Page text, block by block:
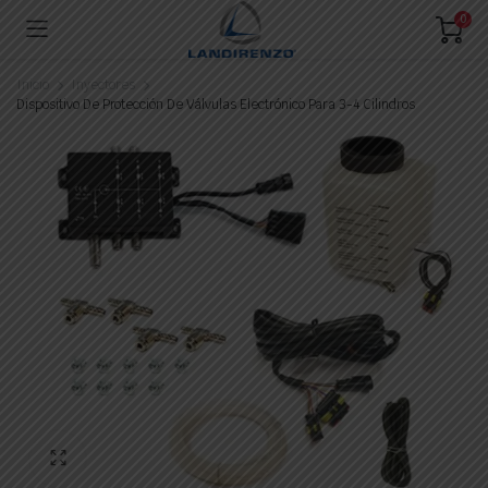
0
Inicio
Inyectores
Dispositivo De Protección De Válvulas Electrónico Para 3-4 Cilindros